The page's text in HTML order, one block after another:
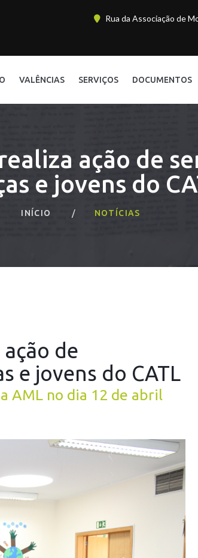
Rua da Associação de
VALÊNCIAS SERVIÇOS DOCUMENTOS
ação de
e jovens do
INÍCIO NOTÍCIAS
de
e jovens do CATL
AML no dia 12 de abril